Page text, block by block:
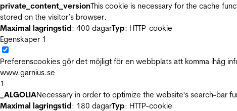
private_content_versionThis cookie is necessary for the cache
stored on the visitor’s browser.
Maximal lagringstid: 400 dagarTyp: HTTP-cookie
Egenskaper 1
Preferenscookies gör det möjligt för en webbplats att komma ihåg
www.garnius.se
1
_ALGOLIANecessary in order to optimize the website's search-bar
Maximal lagringstid: 180 dagarTyp: HTTP-cookie